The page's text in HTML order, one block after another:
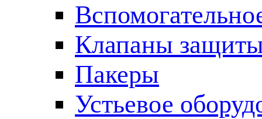
Клапаны
Пакеры
Устьевое